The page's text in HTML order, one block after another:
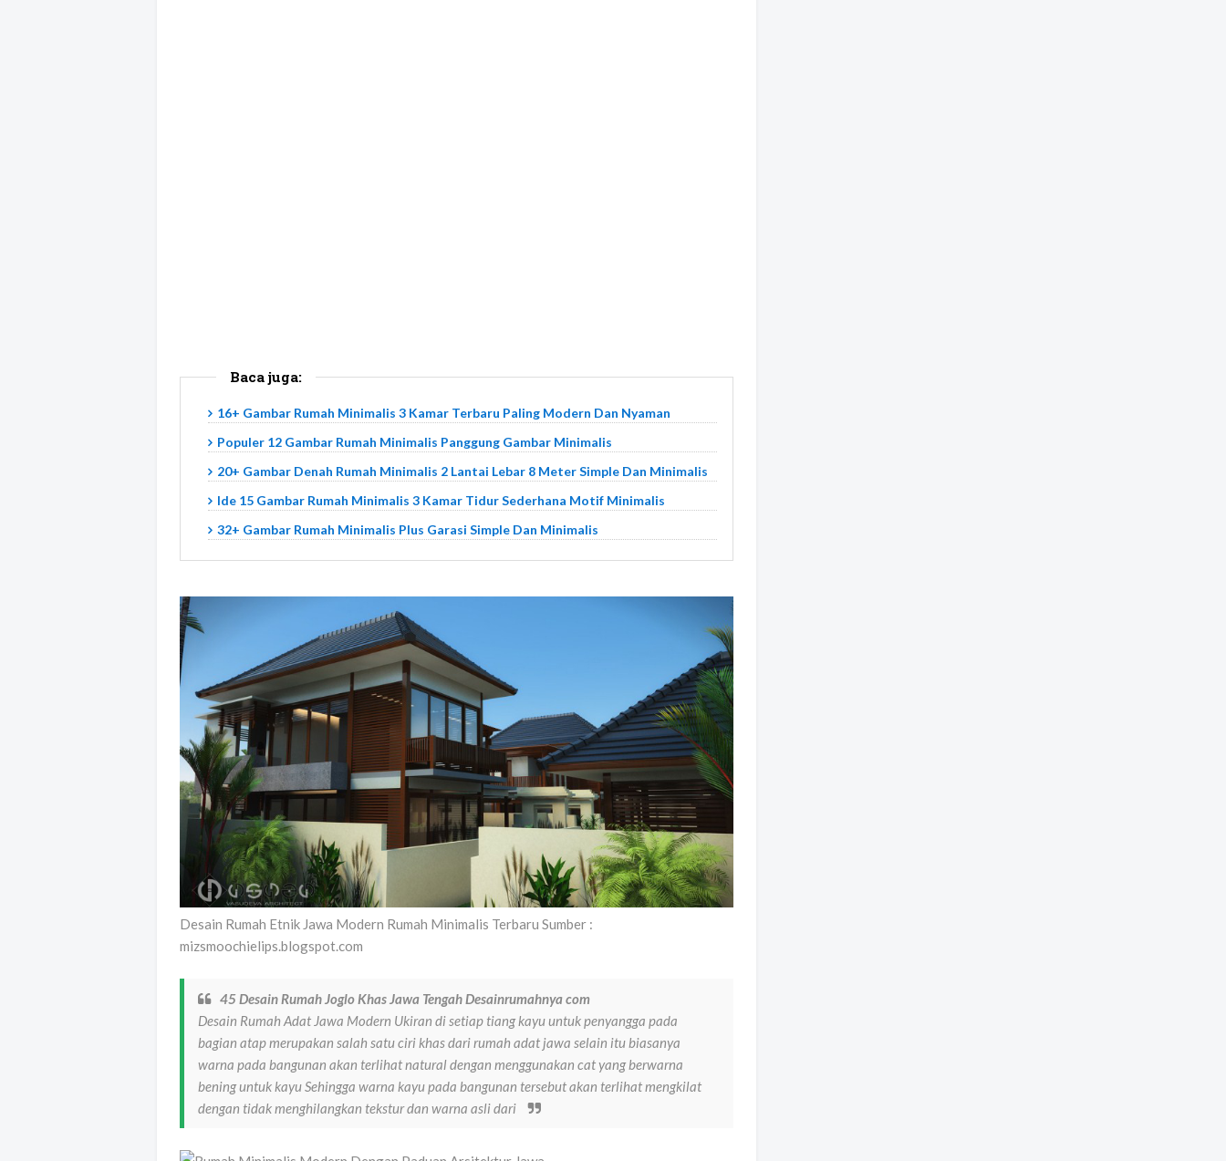
Baca juga:
16+ Gambar Rumah Minimalis 3 Kamar Terbaru Paling Modern Dan Nyaman
Populer 12 Gambar Rumah Minimalis Panggung Gambar Minimalis
20+ Gambar Denah Rumah Minimalis 2 Lantai Lebar 8 Meter Simple Dan Minimalis
Ide 15 Gambar Rumah Minimalis 3 Kamar Tidur Sederhana Motif Minimalis
32+ Gambar Rumah Minimalis Plus Garasi Simple Dan Minimalis
Desain Rumah Etnik Jawa Modern Rumah Minimalis Terbaru Sumber :
mizsmoochielips.blogspot.com
45 Desain Rumah Joglo Khas Jawa Tengah Desainrumahnya com
Desain Rumah Adat Jawa Modern Ukiran di setiap tiang kayu untuk penyangga pada
bagian atap merupakan salah satu ciri khas dari rumah adat jawa selain itu biasanya
warna pada bangunan akan terlihat natural dengan menggunakan cat yang berwarna
bening untuk kayu Sehingga warna kayu pada bangunan tersebut akan terlihat mengkilat
dengan tidak menghilangkan tekstur dan warna asli dari